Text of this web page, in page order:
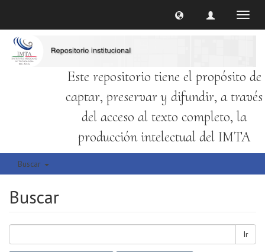
Este repositorio tiene el propósito de
captar, preservar y difundir, a través
del acceso al texto completo, la
producción intelectual del IMTA
Buscar
Buscar
Ir